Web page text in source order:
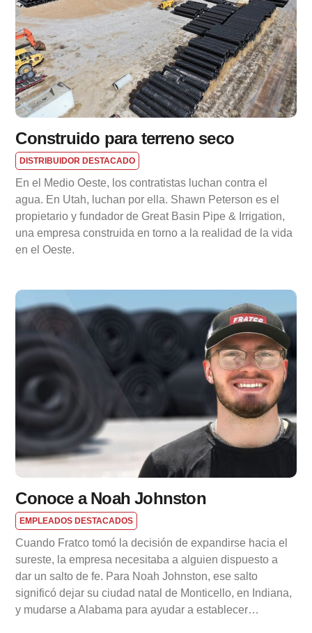
Construido para terreno seco
DISTRIBUIDOR DESTACADO
En el Medio Oeste, los contratistas luchan contra el
agua. En Utah, luchan por ella. Shawn Peterson es el
propietario y fundador de Great Basin Pipe & Irrigation,
una empresa construida en torno a la realidad de la vida
en el Oeste.
Conoce a Noah Johnston
EMPLEADOS DESTACADOS
Cuando Fratco tomó la decisión de expandirse hacia el
sureste, la empresa necesitaba a alguien dispuesto a
dar un salto de fe. Para Noah Johnston, ese salto
significó dejar su ciudad natal de Monticello, en Indiana,
y mudarse a Alabama para ayudar a establecer…